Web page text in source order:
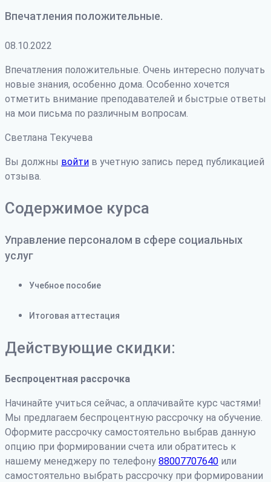
Впечатления положительные.
08.10.2022
Впечатления положительные. Очень интересно получать
новые знания, особенно дома. Особенно хочется
отметить внимание преподавателей и быстрые ответы
на мои письма по различным вопросам.
Светлана Текучева
Вы должны войти в учетную запись перед публикацией
отзыва.
Содержимое курса
Управление персоналом в сфере социальных
услуг
Учебное пособие
Итоговая аттестация
Действующие скидки:
Беспроцентная рассрочка
Начинайте учиться сейчас, а оплачивайте курс частями!
Мы предлагаем беспроцентную рассрочку на обучение.
Оформите рассрочку самостоятельно выбрав данную
опцию при формировании счета или обратитесь к
нашему менеджеру по телефону 88007707640 или
самостоятельно выбрать рассрочку при формировании